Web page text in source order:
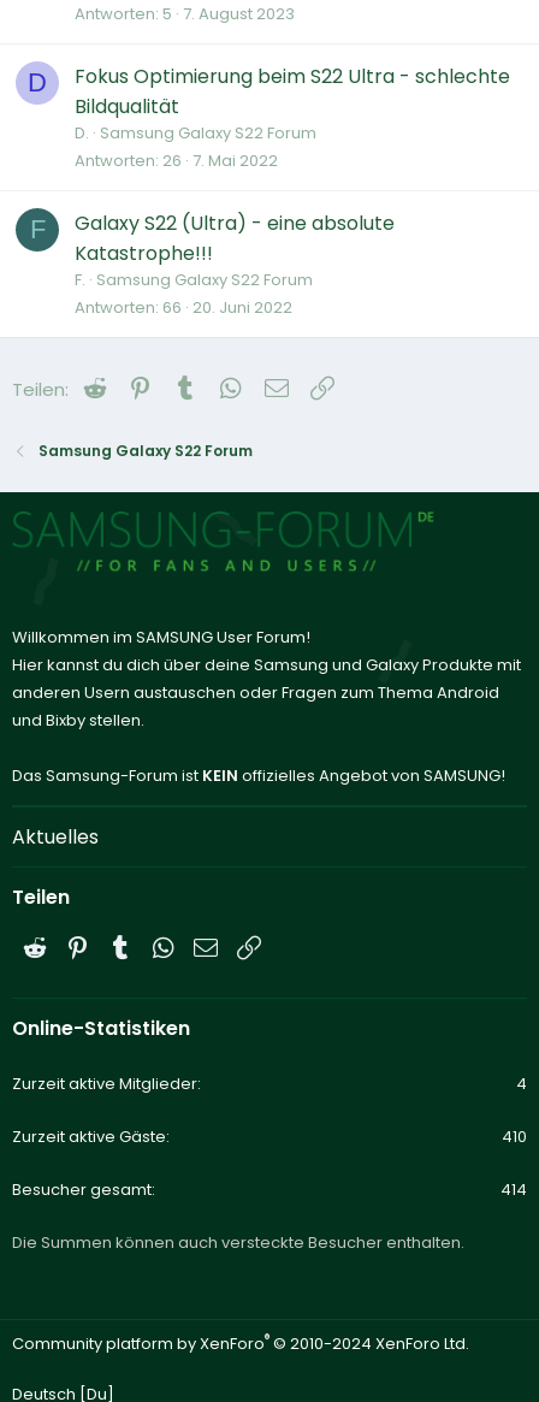
Antworten 5 7. August 2023
D
Fokus Optimierung beim S22 Ultra - schlechte
Bildqualität
D. Samsung Galaxy S22 Forum
Antworten 26 7. Mai 2022
F
Galaxy S22 (Ultra) - eine absolute
Katastrophe!!!
F. Samsung Galaxy S22 Forum
Antworten 66 20. Juni 2022
Teilen: Reddit Pinterest
Tumblr WhatsApp
E-Mail
Samsung Galaxy S22 Forum
Willkommen im SAMSUNG User Forum!
Hier kannst du dich über deine Samsung und Galaxy Produkte mit
anderen Usern austauschen oder Fragen zum Thema Android
und Bixby stellen.
Das Samsung-Forum ist KEIN offizielles Angebot von SAMSUNG!
Aktuelles
Teilen
Reddit PinterestTumblrWhatsApp
E-Mail
Online-Statistiken
Zurzeit aktive Mitglieder 4
Zurzeit aktive Gäste 410
Besucher gesamt 414
Die Summen können auch versteckte Besucher enthalten.
Community platform by XenForo® © 2010-2024 XenForo Ltd.
Deutsch [Du]